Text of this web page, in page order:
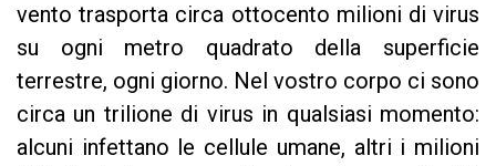
vento trasporta circa ottocento milioni di virus
su ogni metro quadrato della superficie
terrestre, ogni giorno. Nel vostro corpo ci sono
circa un trilione di virus in qualsiasi momento:
alcuni infettano le cellule umane, altri i milioni